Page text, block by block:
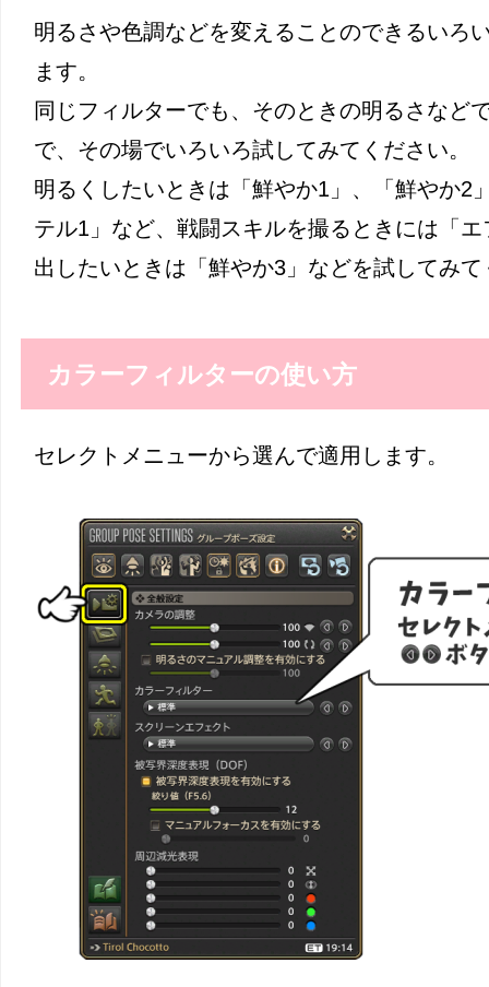
明るさや色調などを変えることのできるいろ
ます。
同じフィルターでも、そのときの明るさなど
で、その場でいろいろ試してみてください。
明るくしたいときは「鮮やか1」、「鮮やか2
テル1」など、戦闘スキルを撮るときには「
出したいときは「鮮やか3」などを試してみ
カラーフィルターの使い方
セレクトメニューから選んで適用します。